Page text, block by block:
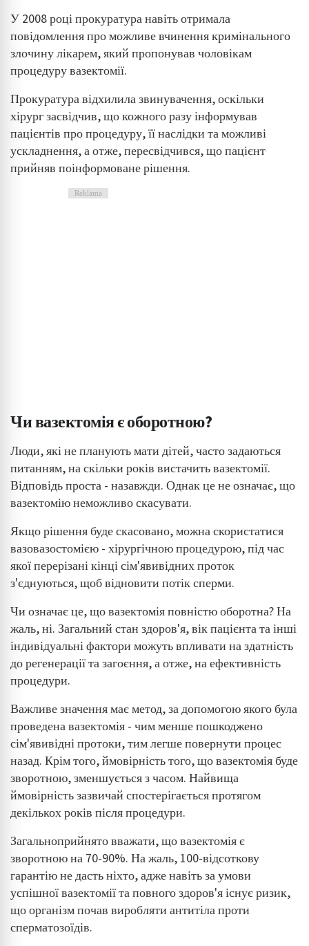
У 2008 році прокуратура навіть отримала
повідомлення про можливе вчинення кримінального
злочину лікарем, який пропонував чоловікам
процедуру вазектомії.
Прокуратура відхилила звинувачення, оскільки
хірург засвідчив, що кожного разу інформував
пацієнтів про процедуру, її наслідки та можливі
ускладнення, а отже, пересвідчився, що пацієнт
прийняв поінформоване рішення.
Reklama
Чи вазектомія є оборотною?
Люди, які не планують мати дітей, часто задаються
питанням, на скільки років вистачить вазектомії.
Відповідь проста - назавжди. Однак це не означає, що
вазектомію неможливо скасувати.
Якщо рішення буде скасовано, можна скористатися
вазовазостомією - хірургічною процедурою, під час
якої перерізані кінці сім'явивідних проток
з'єднуються, щоб відновити потік сперми.
Чи означає це, що вазектомія повністю оборотна? На
жаль, ні. Загальний стан здоров'я, вік пацієнта та інші
індивідуальні фактори можуть впливати на здатність
до регенерації та загоєння, а отже, на ефективність
процедури.
Важливе значення має метод, за допомогою якого була
проведена вазектомія - чим менше пошкоджено
сім'явивідні протоки, тим легше повернути процес
назад. Крім того, ймовірність того, що вазектомія буде
зворотною, зменшується з часом. Найвища
ймовірність зазвичай спостерігається протягом
декількох років після процедури.
Загальноприйнято вважати, що вазектомія є
зворотною на 70-90%. На жаль, 100-відсоткову
гарантію не дасть ніхто, адже навіть за умови
успішної вазектомії та повного здоров'я існує ризик,
що організм почав виробляти антитіла проти
сперматозоїдів.